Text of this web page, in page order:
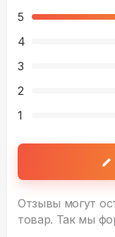
5
4
3
2
1
Отзывы могут
товар. Так мы